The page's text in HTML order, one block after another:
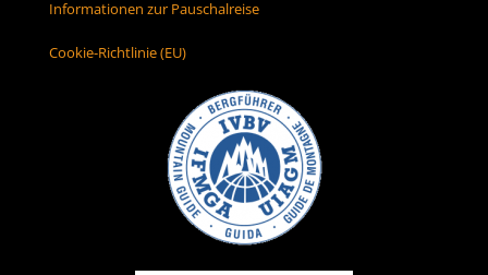
Informationen zur Pauschalreise
Cookie-Richtlinie (EU)